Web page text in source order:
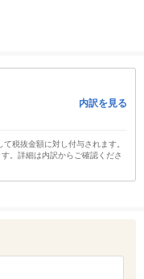
内訳を見る
税抜金額に対し付与されます。
。詳細は内訳からご確認くださ